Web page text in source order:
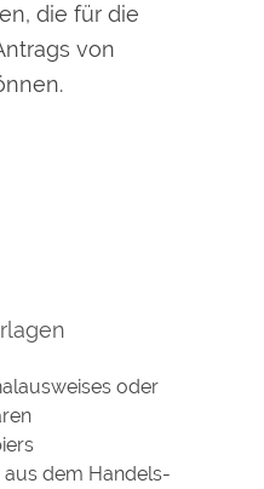
die für die
von
oder
dem Handels-